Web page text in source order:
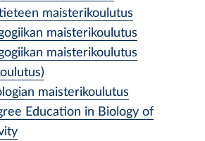
maisterikoulutus
maisterikoulutus
maisterikoulutus
maisterikoulutus
Education in Biology of